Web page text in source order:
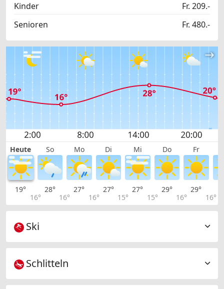
Kinder
Fr. 209.-
Senioren
Fr. 480.-
Heute So Mo Di Mi Do Fr
19°
16°
28°
16°
27°
16°
27°
15°
27°
15°
29°
16°
29°
16°
Ski
Schlitteln